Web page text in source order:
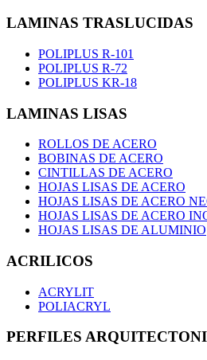
LAMINAS TRASLUCIDAS
POLIPLUS R-101
POLIPLUS R-72
POLIPLUS KR-18
LAMINAS LISAS
ROLLOS DE ACERO
BOBINAS DE ACERO
CINTILLAS DE ACERO
HOJAS LISAS DE ACERO
HOJAS LISAS DE ACERO
HOJAS LISAS DE ACERO
HOJAS LISAS DE ALUMINIO
ACRILICOS
ACRYLIT
POLIACRYL
PERFILES